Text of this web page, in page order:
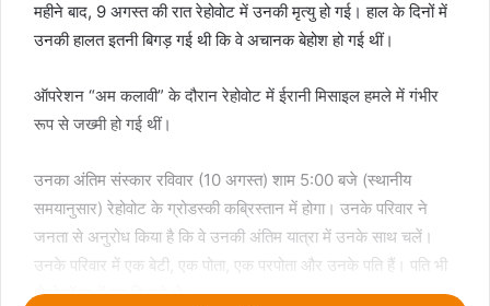
महीने बाद, 9 अगस्त की रात रेहोवोट में उनकी मृत्यु हो गई। हाल के दिनों में
उनकी हालत इतनी बिगड़ गई थी कि वे अचानक बेहोश हो गई थीं।
ऑपरेशन “अम कलावी” के दौरान रेहोवोट में ईरानी मिसाइल हमले में गंभीर
रूप से जख्मी हो गई थीं।
उनका अंतिम संस्कार रविवार (10 अगस्त) शाम 5:00 बजे (स्थानीय
समयानुसार) रेहोवोट के ग्रोडस्की कब्रिस्तान में होगा। उनके परिवार ने
जनता से अनुरोध किया है कि वे उनकी अंतिम यात्रा में उनके साथ चलें।
उनके परिवार में एक बेटी, एक पोता, एक परपोता और उनके पति हैं। पति भी
होलोकॉस्ट में बच निकले थे।